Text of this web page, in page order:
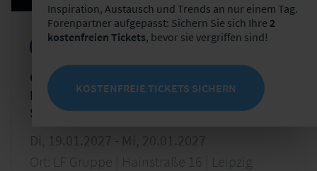
Cybercrime
Cyber-Versicherung in der Praxis – Von
Produktentwicklung über Underwriting bis
Schadenmanagement
Di, 19.01.2027 - Mi, 20.01.2027
Ort: LF Gruppe | Hainstraße 16 | Leipzig
Inspiration, Austausch und Trends an nur einem Tag.
Forenpartner aufgepasst: Sichern Sie sich Ihre 2
kostenfreien Tickets, bevor sie vergriffen sind!
KOSTENFREIE TICKETS SICHERN